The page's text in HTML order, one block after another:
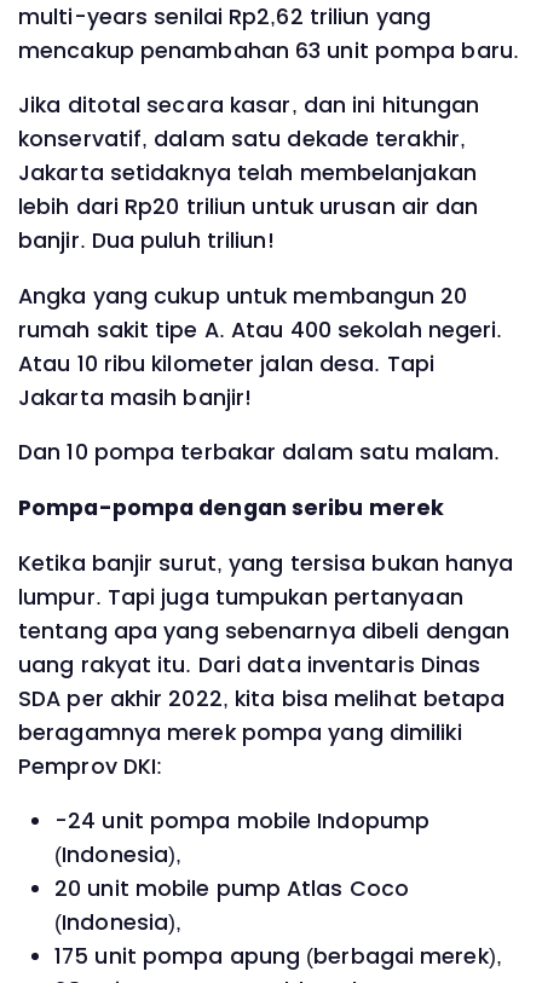
multi-years senilai Rp2,62 triliun yang
mencakup penambahan 63 unit pompa baru.
Jika ditotal secara kasar, dan ini hitungan
konservatif, dalam satu dekade terakhir,
Jakarta setidaknya telah membelanjakan
lebih dari Rp20 triliun untuk urusan air dan
banjir. Dua puluh triliun!
Angka yang cukup untuk membangun 20
rumah sakit tipe A. Atau 400 sekolah negeri.
Atau 10 ribu kilometer jalan desa. Tapi
Jakarta masih banjir!
Dan 10 pompa terbakar dalam satu malam.
Pompa-pompa dengan seribu merek
Ketika banjir surut, yang tersisa bukan hanya
lumpur. Tapi juga tumpukan pertanyaan
tentang apa yang sebenarnya dibeli dengan
uang rakyat itu. Dari data inventaris Dinas
SDA per akhir 2022, kita bisa melihat betapa
beragamnya merek pompa yang dimiliki
Pemprov DKI:
-24 unit pompa mobile Indopump
(Indonesia),
20 unit mobile pump Atlas Coco
(Indonesia),
175 unit pompa apung (berbagai merek),